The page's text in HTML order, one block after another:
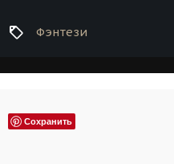
Фэнтези
Сохранить